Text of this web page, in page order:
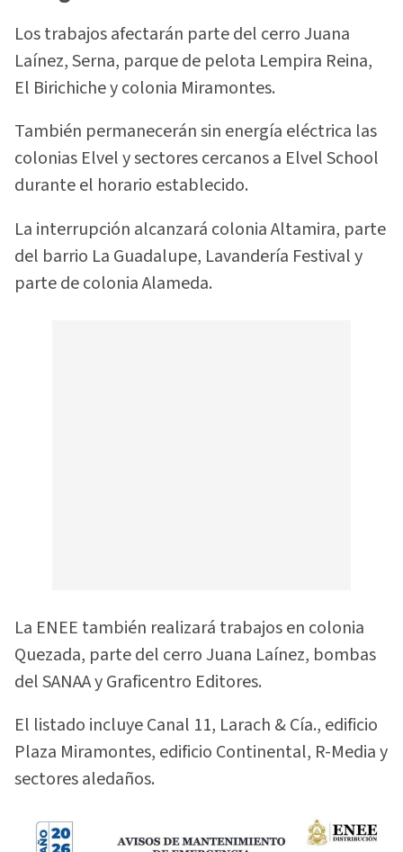
Los trabajos afectarán parte del cerro Juana
Laínez, Serna, parque de pelota Lempira Reina,
El Birichiche y colonia Miramontes.
También permanecerán sin energía eléctrica las
colonias Elvel y sectores cercanos a Elvel School
durante el horario establecido.
La interrupción alcanzará colonia Altamira, parte
del barrio La Guadalupe, Lavandería Festival y
parte de colonia Alameda.
La ENEE también realizará trabajos en colonia
Quezada, parte del cerro Juana Laínez, bombas
del SANAA y Graficentro Editores.
El listado incluye Canal 11, Larach & Cía., edificio
Plaza Miramontes, edificio Continental, R-Media y
sectores aledaños.